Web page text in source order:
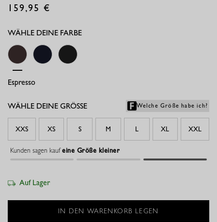
159,95
WÄHLE DEINE FARBE
EspressoDark Blue
WÄHLE DEINE GRÖSSE Welche Größe habe ich?
XXS XS S M L XL XXL
Kunden sagen kaufeine Größe kleiner
Auf Lager